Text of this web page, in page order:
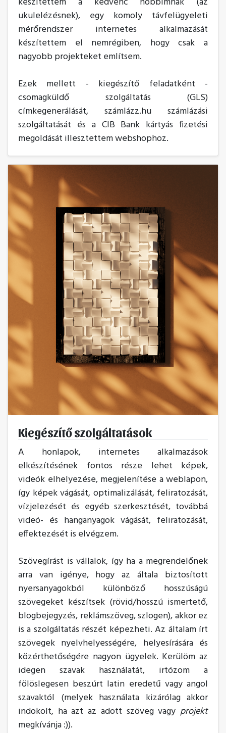
ukulelézésnek), egy komoly távfelügyeleti
mérőrendszer internetes alkalmazását
készítettem el nemrégiben, hogy csak a
nagyobb projekteket említsem.
Ezek mellett - kiegészítő feladatként -
csomagküldő szolgáltatás (GLS)
címkegenerálását, számlázz.hu számlázási
szolgáltatását és a CIB Bank kártyás fizetési
megoldását illesztettem webshophoz.
Kiegészítő szolgáltatások
A honlapok, internetes alkalmazások
elkészítésének fontos része lehet képek,
videók elhelyezése, megjelenítése a weblapon,
így képek vágását, optimalizálását, feliratozását,
vízjelezését és egyéb szerkesztését, továbbá
videó- és hanganyagok vágását, feliratozását,
effektezését is elvégzem.
Szövegírást is vállalok, így ha a megrendelőnek
arra van igénye, hogy az általa biztosított
nyersanyagokból különböző hosszúságú
szövegeket készítsek (rövid/hosszú ismertető,
blogbejegyzés, reklámszöveg, szlogen), akkor ez
is a szolgáltatás részét képezheti. Az általam írt
szövegek nyelvhelyességére, helyesírására és
közérthetőségére nagyon ügyelek. Kerülöm az
idegen szavak használatát, irtózom a
fölöslegesen beszúrt latin eredetű vagy angol
szavaktól (melyek használata kizárólag akkor
indokolt, ha azt az adott szöveg vagy projekt
megkívánja :)).